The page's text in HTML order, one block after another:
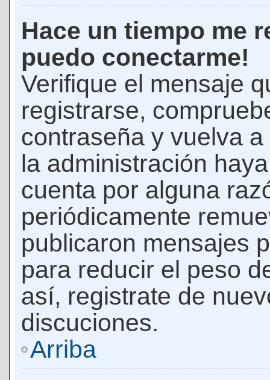
Hace un tiempo me
puedo conectarme!
Verifique el mensaje
registrarse,
contraseña y vuelva
la administración
cuenta por alguna
periódicamente
publicaron mensajes
para reducir el peso
así, registrate de
discuciones.
Arriba